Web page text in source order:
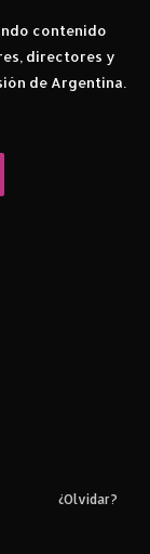
contenido
directores y
de Argentina.
¿Olvidar?